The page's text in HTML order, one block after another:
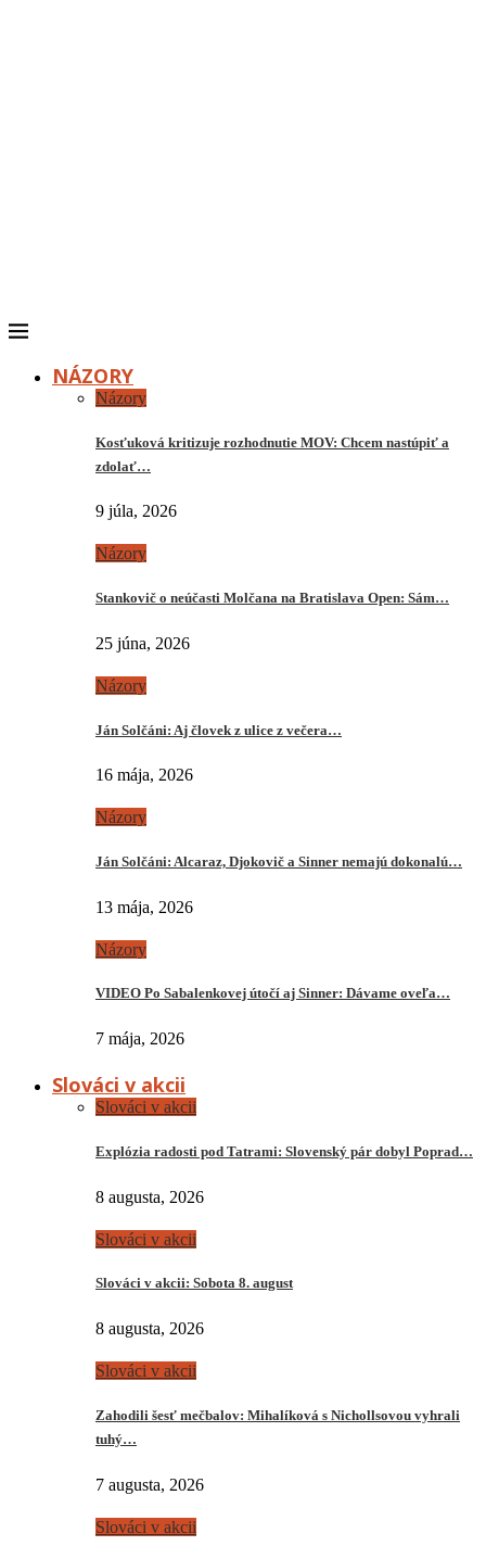
NÁZORY
Názory
Kosťuková kritizuje rozhodnutie MOV: Chcem nastúpiť a
zdolať…
9 júla, 2026
Názory
Stankovič o neúčasti Molčana na Bratislava Open: Sám…
25 júna, 2026
Názory
Ján Solčáni: Aj človek z ulice z večera…
16 mája, 2026
Názory
Ján Solčáni: Alcaraz, Djokovič a Sinner nemajú dokonalú…
13 mája, 2026
Názory
VIDEO Po Sabalenkovej útočí aj Sinner: Dávame oveľa…
7 mája, 2026
Slováci v akcii
Slováci v akcii
Explózia radosti pod Tatrami: Slovenský pár dobyl Poprad…
8 augusta, 2026
Slováci v akcii
Slováci v akcii: Sobota 8. august
8 augusta, 2026
Slováci v akcii
Zahodili šesť mečbalov: Mihalíková s Nichollsovou vyhrali
tuhý…
7 augusta, 2026
Slováci v akcii